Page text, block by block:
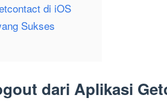
di iOS
Sukses
dari Aplikasi